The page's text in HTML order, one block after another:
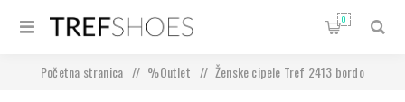
0
Početna stranica / %Outlet / Ženske cipele Tref 2413 bordo